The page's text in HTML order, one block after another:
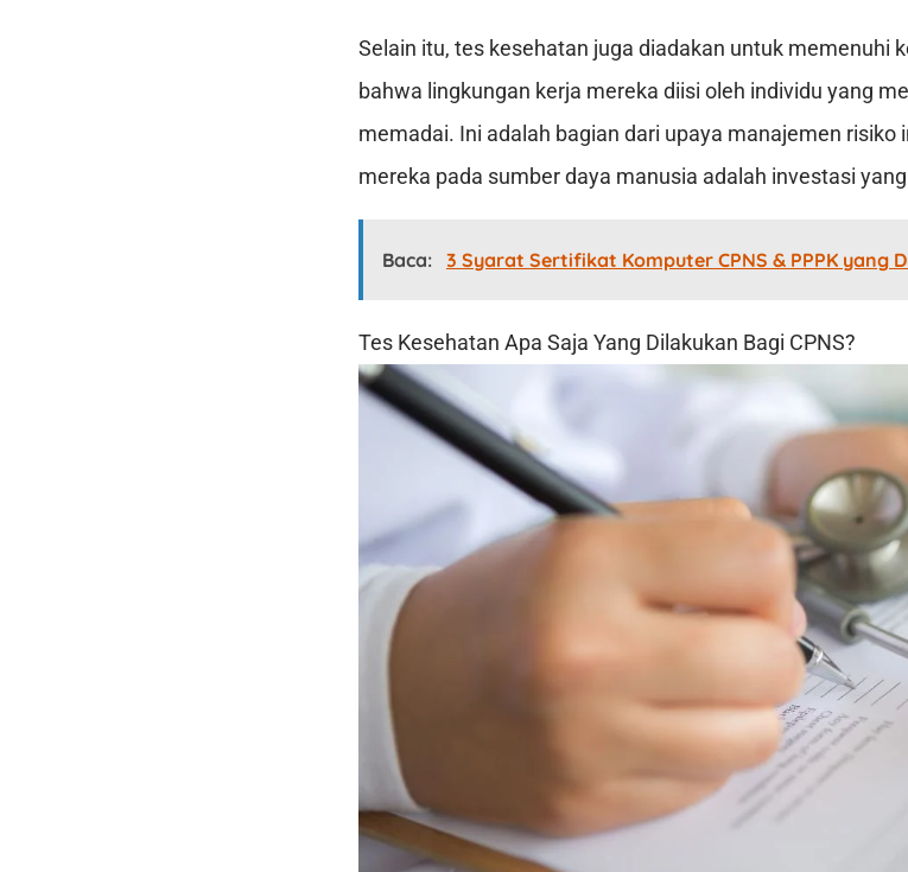
Selain itu, tes kesehatan juga diadakan untuk memenuhi
bahwa lingkungan kerja mereka diisi oleh individu yang
memadai. Ini adalah bagian dari upaya manajemen
mereka pada sumber daya manusia adalah investasi
Baca: 3 Syarat Sertifikat Komputer CPNS & PPPK yang
Tes Kesehatan Apa Saja Yang Dilakukan Bagi CPNS?